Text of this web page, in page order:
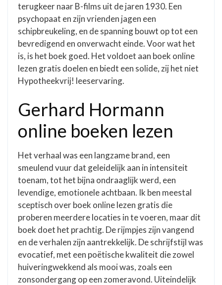
terugkeer naar B-films uit de jaren 1930. Een
psychopaat en zijn vrienden jagen een
schipbreukeling, en de spanning bouwt op tot een
bevredigend en onverwacht einde. Voor wat het
is, is het boek goed. Het voldoet aan boek online
lezen gratis doelen en biedt een solide, zij het niet
Hypotheekvrij! leeservaring.
Gerhard Hormann
online boeken lezen
Het verhaal was een langzame brand, een
smeulend vuur dat geleidelijk aan in intensiteit
toenam, tot het bijna ondraaglijk werd, een
levendige, emotionele achtbaan. Ik ben meestal
sceptisch over boek online lezen gratis die
proberen meerdere locaties in te voeren, maar dit
boek doet het prachtig. De rijmpjes zijn vangend
en de verhalen zijn aantrekkelijk. De schrijfstijl was
evocatief, met een poëtische kwaliteit die zowel
huiveringwekkend als mooi was, zoals een
zonsondergang op een zomeravond. Uiteindelijk